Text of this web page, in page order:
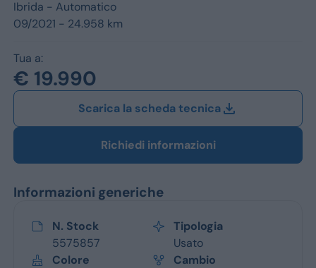
Ibrida - Automatico
09/2021 - 24.958 km
Tua a:
€ 19.990
Scarica la scheda tecnica
Richiedi informazioni
Informazioni generiche
N. Stock
5575857
Tipologia
Usato
Colore
Cambio